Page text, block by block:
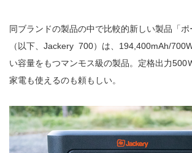
同ブランドの製品の中で比較的新しい製品「ポ
（以下、Jackery 700）は、194,400mAh/
い容量をもつマンモス級の製品。定格出力500
家電も使えるのも頼もしい。